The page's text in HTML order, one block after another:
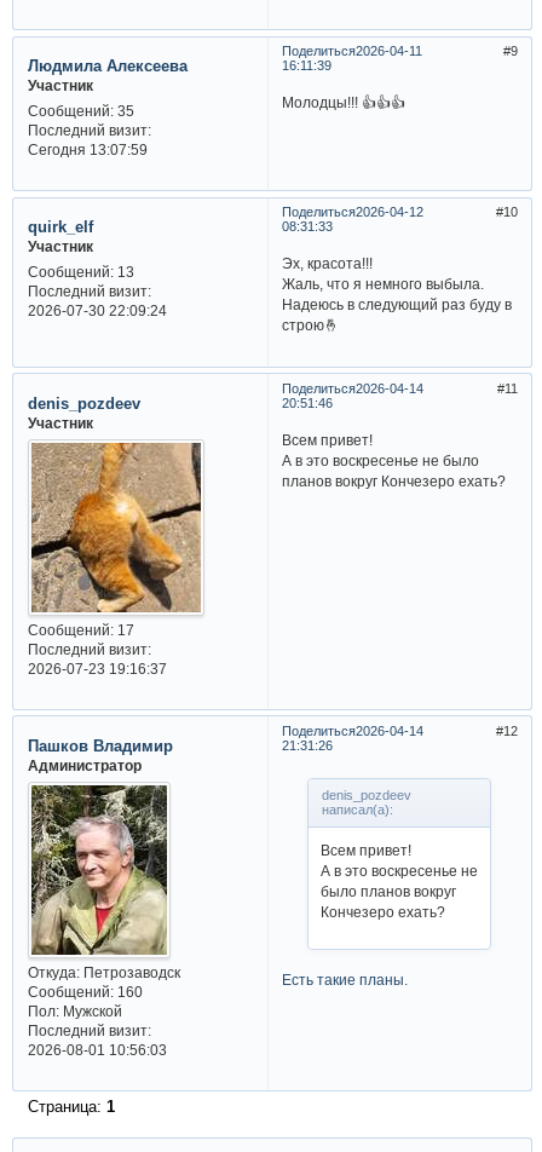
Поделиться 9
2026-04-11
16:11:39
Людмила Алексеева
Участник
Сообщений:35
Последний визит:
Сегодня 13:07:59
Молодцы!!! 👍👍👍
Поделиться 10
2026-04-12
08:31:33
quirk_elf
Участник
Сообщений:13
Последний визит:
2026-07-30 22:09:24
Эх, красота!!!
Жаль, что я немного выбыла.
Надеюсь в следующий раз буду в
строю🤞
Поделиться 11
2026-04-14
20:51:46
denis_pozdeev
Участник
Сообщений:17
Последний визит:
2026-07-23 19:16:37
Всем привет!
А в это воскресенье не было
планов вокруг Кончезеро ехать?
Поделиться 12
2026-04-14
21:31:26
Пашков Владимир
Администратор
Откуда:Петрозаводск
Сообщений:160
Пол:Мужской
Последний визит:
2026-08-01 10:56:03
denis_pozdeev
написал(а):
Всем привет!
А в это воскресенье не
было планов вокруг
Кончезеро ехать?
Есть такие планы.
Страница: 1